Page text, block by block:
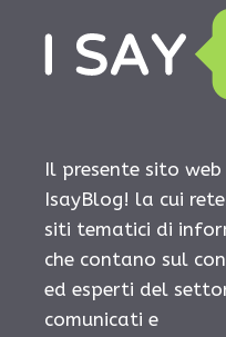
Il presente sito
IsayBlog! la cui
siti tematici di
che contano sul
ed esperti del
comunicati e